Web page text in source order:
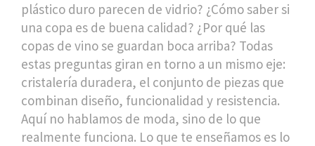
plástico duro parecen de vidrio? ¿Cómo saber si
una copa es de buena calidad? ¿Por qué las
copas de vino se guardan boca arriba? Todas
estas preguntas giran en torno a un mismo eje:
cristalería duradera, el conjunto de piezas que
combinan diseño, funcionalidad y resistencia.
Aquí no hablamos de moda, sino de lo que
realmente funciona. Lo que te enseñamos es lo